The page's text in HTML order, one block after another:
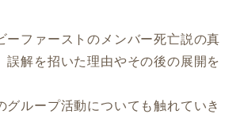
ーファーストのメンバー死亡説の真
誤解を招いた理由やその後の展開を
グループ活動についても触れていき